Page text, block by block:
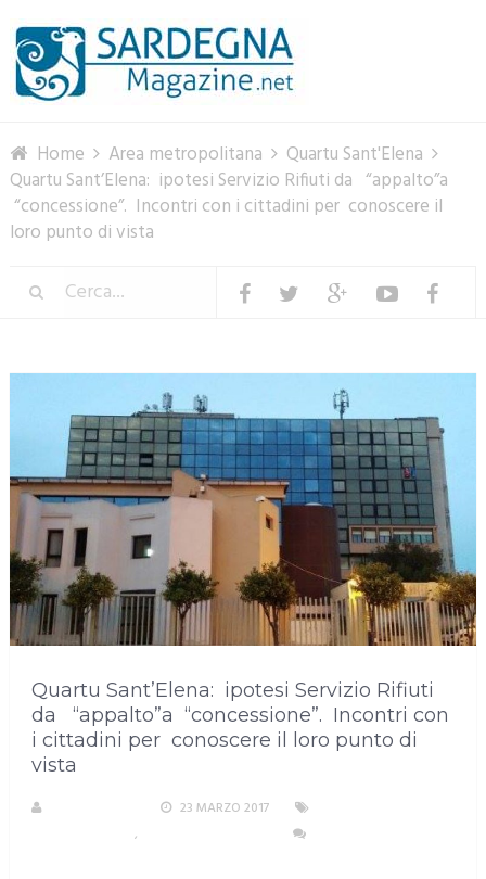
Home Area metropolitana
Quartu Sant'Elena
Quartu Sant’Elena: ipotesi Servizio Rifiuti da “appalto”a
“concessione”. Incontri con i cittadini per conoscere il
loro punto di vista
Quartu Sant’Elena: ipotesi Servizio Rifiuti
da “appalto”a “concessione”. Incontri con
i cittadini per conoscere il loro punto di
vista
23 MARZO 2017
,